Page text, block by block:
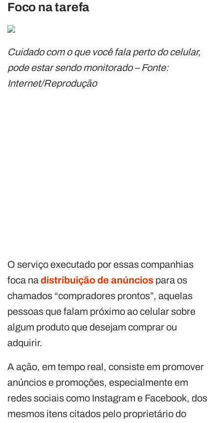
Foco na tarefa
Cuidado com o que você fala perto do celular,
pode estar sendo monitorado – Fonte:
Internet/Reprodução
O serviço executado por essas companhias
foca nadistribuição de anúncios para os
chamados “compradores prontos”, aquelas
pessoas que falam próximo ao celular sobre
algum produto que desejam comprar ou
adquirir.
A ação, em tempo real, consiste em promover
anúncios e promoções, especialmente em
redes sociais como Instagram e Facebook, dos
mesmos itens citados pelo proprietário do